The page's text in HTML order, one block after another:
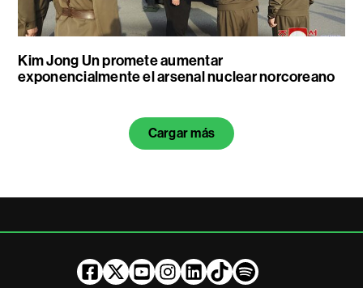
Kim Jong Un promete aumentar
exponencialmente el arsenal nuclear norcoreano
Cargar más